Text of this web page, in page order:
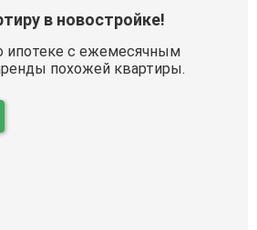
в новостройке!
ипотеке с ежемесячным
похожей квартиры.